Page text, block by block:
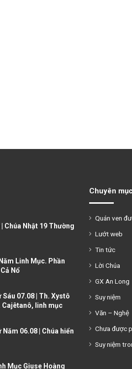
Chúa Nhật 19 Thường
Linh Mục. Phần
Nổ
Sáu 07.08 | Th. Xystô
Cajêtanô, linh mục
Năm 06.08 | Chúa hiển
Mục Giuse Hoàng
Chuyên mục
Quán ven
Lướt web
Tin tức
Lời Chúa
GX An Long
Suy niệm
Văn – Nghệ
Chưa được
Suy niệm